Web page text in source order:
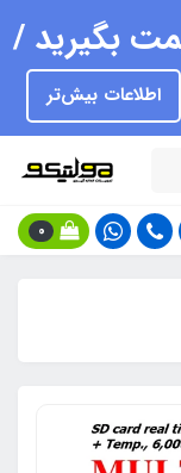
بگیرید /
اطلاعات بیش‌تر
0